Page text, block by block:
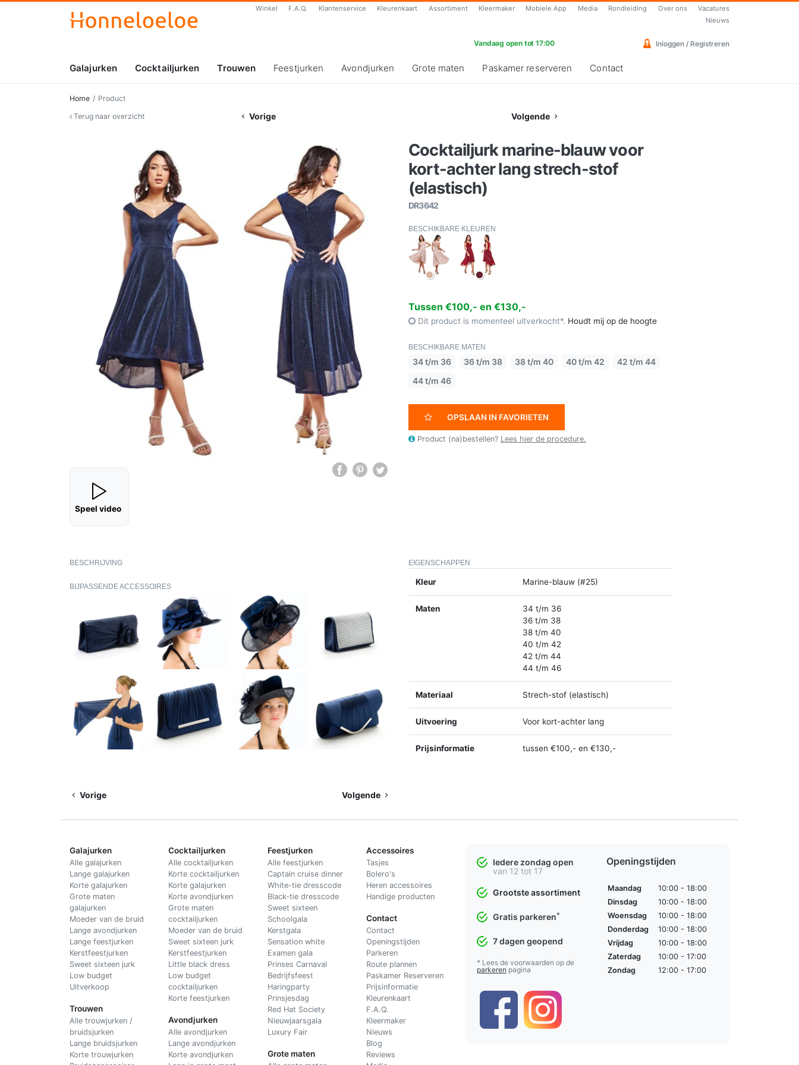
Winkel F.A.Q. Klantenservice Kleurenkaart Assortiment Kleermaker Mobiele App Media Rondleiding Over ons
Vacatures
Nieuws
Vandaag open tot 17:00 Inloggen / Registreren
Galajurken Cocktailjurken Trouwen Feestjurken Avondjurken Grote maten Paskamer reserveren Contact
Home
Product
Terug naar overzicht
Vorige Volgende
Speel video
Cocktailjurk marine-blauw voor
kort-achter lang strech-stof
(elastisch)
DR3642
BESCHIKBARE KLEUREN
Tussen €100,- en €130,-
Dit product is momenteel uitverkocht*. Houdt mij op de hoogte
BESCHIKBARE MATEN
34 t/m 36 36 t/m 38 38 t/m 40 40 t/m 42
42 t/m 44
44 t/m 46
OPSLAAN IN FAVORIETEN
Product (na)bestellen? Lees hier de procedure.
BESCHRIJVING
BIJPASSENDE ACCESSOIRES
EIGENSCHAPPEN
Kleur Marine-blauw (#25)
Maten
34 t/m 36
36 t/m 38
38 t/m 40
40 t/m 42
42 t/m 44
44 t/m 46
Materiaal Strech-stof (elastisch)
Uitvoering Voor kort-achter lang
Prijsinformatie tussen €100,- en €130,-
Vorige Volgende
Galajurken
Alle galajurken
Lange galajurken
Korte galajurken
Grote maten
galajurken
Moeder van de bruid
Lange avondjurken
Lange feestjurken
Kerstfeestjurken
Sweet sixteen jurk
Low budget
Uitverkoop
Trouwen
Alle trouwjurken /
bruidsjurken
Lange bruidsjurken
Korte trouwjurken
Cocktailjurken
Alle cocktailjurken
Korte cocktailjurken
Korte galajurken
Korte avondjurken
Grote maten
cocktailjurken
Moeder van de bruid
Sweet sixteen jurk
Kerstfeestjurken
Little black dress
Low budget
cocktailjurken
Korte feestjurken
Avondjurken
Alle avondjurken
Lange avondjurken
Korte avondjurken
Feestjurken
Alle feestjurken
Captain cruise dinner
White-tie dresscode
Black-tie dresscode
Sweet sixteen
Schoolgala
Kerstgala
Sensation white
Examen gala
Prinses Carnaval
Bedrijfsfeest
Haringparty
Prinsjesdag
Red Hat Society
Nieuwjaarsgala
Luxury Fair
Grote maten
Accessoires
Tasjes
Bolero's
Heren accessoires
Handige producten
Contact
Contact
Openingstijden
Parkeren
Route plannen
Paskamer Reserveren
Prijsinformatie
Kleurenkaart
F.A.Q.
Kleermaker
Nieuws
Blog
Reviews
Iedere zondag open
van 12 tot 17
Grootste assortiment
Gratis parkeren*
7 dagen geopend
* Lees de voorwaarden op de
parkeren pagina
Openingstijden
Maandag
10:00 - 18:00
Dinsdag
10:00 - 18:00
Woensdag
10:00 - 18:00
Donderdag
10:00 - 18:00
Vrijdag
10:00 - 18:00
Zaterdag
10:00 - 17:00
Zondag
12:00 - 17:00